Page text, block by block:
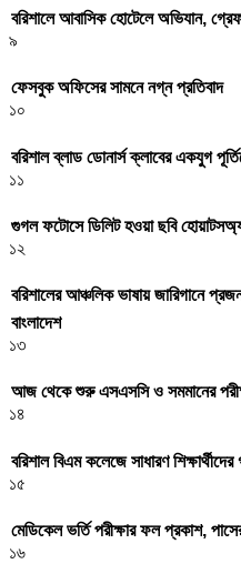
বরিশালে আবাসিক হোটেলে অভিযান,
৯
ফেসবুক অফিসের সামনে নগ্ন প্রতিবাদ
১০
বরিশাল ব্লাড ডোনার্স ক্লাবের একযুগ
১১
গুগল ফটোসে ডিলিট হওয়া ছবি
১২
বরিশালের আঞ্চলিক ভাষায় জারিগানে
বাংলাদেশ
১৩
আজ থেকে শুরু এসএসসি ও সমমানের
১৪
বরিশাল বিএম কলেজে সাধারণ
১৫
মেডিকেল ভর্তি পরীক্ষার ফল প্রকাশ,
১৬